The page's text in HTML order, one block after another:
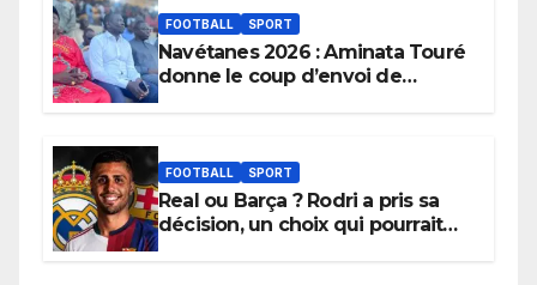
FOOTBALL SPORT
Navétanes 2026 : Aminata Touré
donne le coup d’envoi de
apaisées.
FOOTBALL SPORT
Real ou Barça ? Rodri a pris sa
décision, un choix qui pourrait